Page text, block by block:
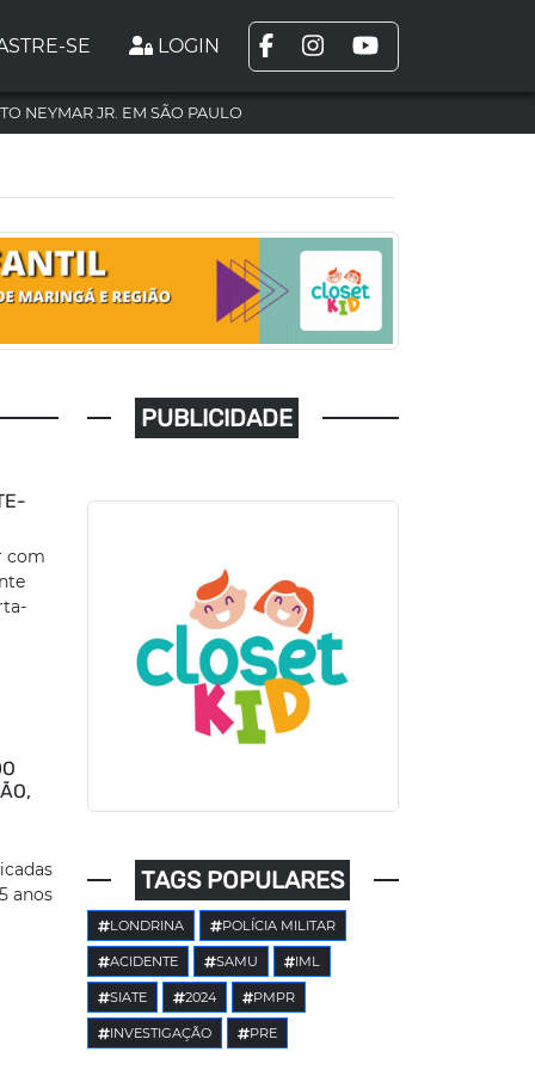
SE LOGIN
NEYMAR JR. EM SÃO PAULO
com
anos
PUBLICIDADE
TAGS POPULARES
LONDRINA POLÍCIA MILITAR
ACIDENTE SAMU IML
SIATE 2024 PMPR
INVESTIGAÇÃO PRE